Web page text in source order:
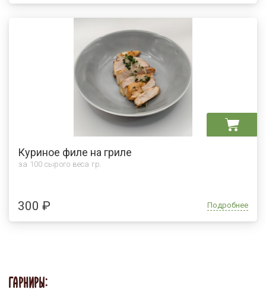
Куриное филе на гриле
за 100 сырого веса гр.
300 ₽ Подробнее
ГАРНИРЫ: